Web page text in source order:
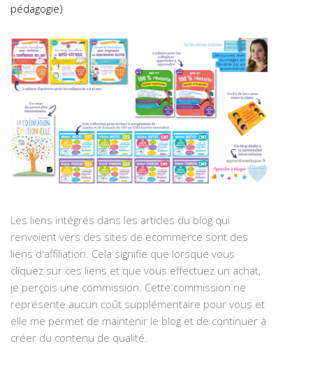
pédagogie)
Les liens intégrés dans les articles du blog qui
renvoient vers des sites de ecommerce sont des
liens d'affiliation. Cela signifie que lorsque vous
cliquez sur ces liens et que vous effectuez un achat,
je perçois une commission. Cette commission ne
représente aucun coût supplémentaire pour vous et
elle me permet de maintenir le blog et de continuer à
créer du contenu de qualité.